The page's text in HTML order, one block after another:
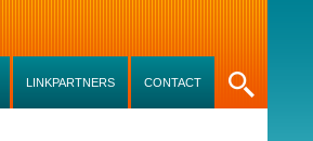
LINKPARTNERS CONTACT